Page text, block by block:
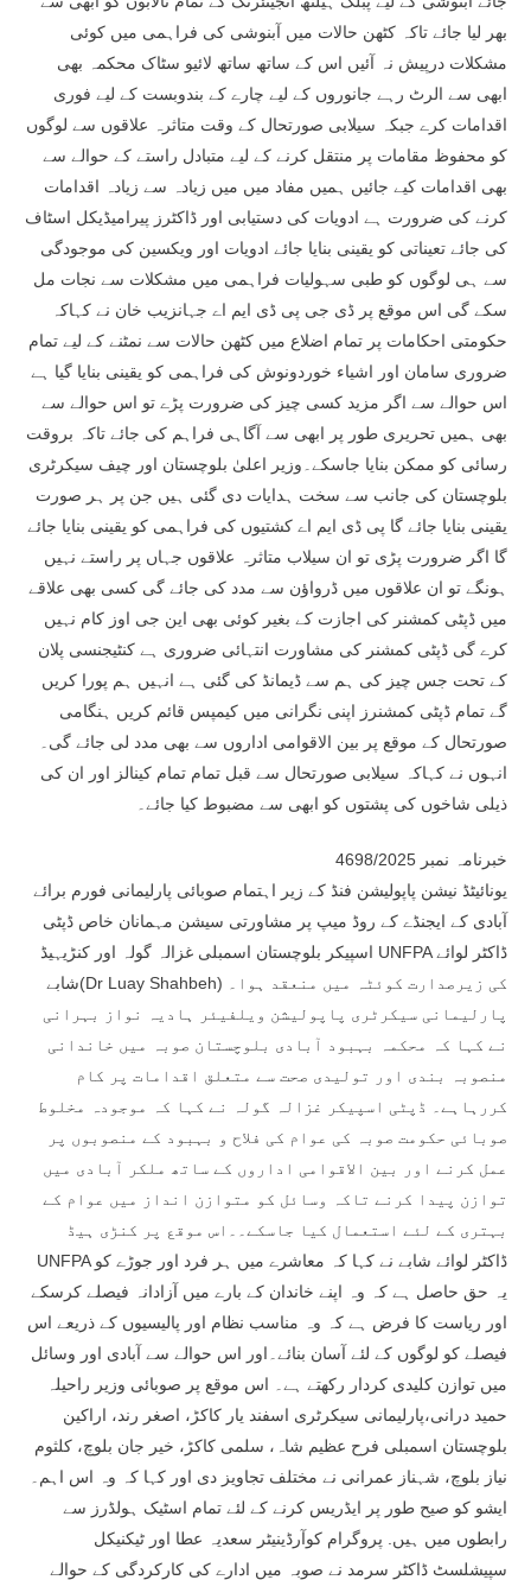
بھر لیا جائے تاکہ کٹھن حالات میں آبنوشی کی فراہمی میں کوئی
مشکلات درپیش نہ آئیں اس کے ساتھ ساتھ لائیو سٹاک محکمہ بھی
ابھی سے الرٹ رہے جانوروں کے لیے چارے کے بندوبست کے لیے فوری
اقدامات کرے جبکہ سیلابی صورتحال کے وقت متاثرہ علاقوں سے لوگوں
کو محفوظ مقامات پر منتقل کرنے کے لیے متبادل راستے کے حوالے سے
بھی اقدامات کیے جائیں ہمیں مفاد میں میں زیادہ سے زیادہ اقدامات
کرنے کی ضرورت ہے ادویات کی دستیابی اور ڈاکٹرز پیرامیڈیکل اسٹاف
کی جائے تعیناتی کو یقینی بنایا جائے ادویات اور ویکسین کی موجودگی
سے ہی لوگوں کو طبی سہولیات فراہمی میں مشکلات سے نجات مل
سکے گی اس موقع پر ڈی جی پی ڈی ایم اے جہانزیب خان نے کہاکہ
حکومتی احکامات پر تمام اضلاع میں کٹھن حالات سے نمٹنے کے لیے تمام
ضروری سامان اور اشیاء خوردونوش کی فراہمی کو یقینی بنایا گیا ہے
اس حوالے سے اگر مزید کسی چیز کی ضرورت پڑے تو اس حوالے سے
بھی ہمیں تحریری طور پر ابھی سے آگاہی فراہم کی جائے تاکہ بروقت
رسائی کو ممکن بنایا جاسکے۔وزیر اعلیٰ بلوچستان اور چیف سیکرٹری
بلوچستان کی جانب سے سخت ہدایات دی گئی ہیں جن پر ہر صورت
یقینی بنایا جائے گا پی ڈی ایم اے کشتیوں کی فراہمی کو یقینی بنایا جائے
گا اگر ضرورت پڑی تو ان سیلاب متاثرہ علاقوں جہاں پر راستے نہیں
ہونگے تو ان علاقوں میں ڈرواؤن سے مدد کی جائے گی کسی بھی علاقے
میں ڈپٹی کمشنر کی اجازت کے بغیر کوئی بھی این جی اوز کام نہیں
کرے گی ڈپٹی کمشنر کی مشاورت انتہائی ضروری ہے کنٹیجنسی پلان
کے تحت جس چیز کی ہم سے ڈیمانڈ کی گئی ہے انہیں ہم پورا کریں
گے تمام ڈپٹی کمشنرز اپنی نگرانی میں کیمپس قائم کریں ہنگامی
صورتحال کے موقع پر بین الاقوامی اداروں سے بھی مدد لی جائے گی۔
انہوں نے کہاکہ سیلابی صورتحال سے قبل تمام تمام کینالز اور ان کی
ذیلی شاخوں کی پشتوں کو ابھی سے مضبوط کیا جائے۔
خبرنامہ نمبر 4698/2025
یونائیٹڈ نیشن پاپولیشن فنڈ کے زیر اہتمام صوبائی پارلیمانی فورم برائے
آبادی کے ایجنڈے کے روڈ میپ پر مشاورتی سیشن مہمانان خاص ڈپٹی
اسپیکر بلوچستان اسمبلی غزالہ گولہ اور کنڑیہیڈ UNFPA ڈاکٹر لوائے
شابے(Dr Luay Shahbeh) کی زیرصدارت کوئٹہ میں منعقد ہوا۔
پارلیمانی سیکرٹری پاپولیشن ویلفیئر ہادیہ نواز بہرانی
نے کہا کہ محکمہ بہبود آبادی بلوچستان صوبہ میں خاندانی
منصوبہ بندی اور تولیدی صحت سے متعلق اقدامات پر کام
کررہاہے۔ ڈپٹی اسپیکر غزالہ گولہ نے کہا کہ موجودہ مخلوط
صوبائی حکومت صوبہ کی عوام کی فلاح و بہبود کے منصوبوں پر
عمل کرنے اور بین الاقوامی اداروں کے ساتھ ملکر آبادی میں
توازن پیدا کرنے تاکہ وسائل کو متوازن انداز میں عوام کے
بہتری کے لئے استعمال کیا جاسکے۔۔اس موقع پر کنڑی ہیڈ
UNFPA ڈاکٹر لوائے شابے نے کہا کہ معاشرے میں ہر فرد اور جوڑے کو
یہ حق حاصل ہے کہ وہ اپنے خاندان کے بارے میں آزادانہ فیصلے کرسکے
اور ریاست کا فرض ہے کہ وہ مناسب نظام اور پالیسیوں کے ذریعے اس
فیصلے کو لوگوں کے لئے آسان بنائے۔اور اس حوالے سے آبادی اور وسائل
میں توازن کلیدی کردار رکھتے ہے۔ اس موقع پر صوبائی وزیر راحیلہ
حمید درانی،پارلیمانی سیکرٹری اسفند یار کاکڑ، اصغر رند، اراکین
بلوچستان اسمبلی فرح عظیم شاہ، سلمی کاکڑ، خیر جان بلوچ، کلثوم
نیاز بلوچ، شہناز عمرانی نے مختلف تجاویز دی اور کہا کہ وہ اس اہم۔
ایشو کو صیح طور پر ایڈریس کرنے کے لئے تمام اسٹیک ہولڈرز سے
رابطوں میں ہیں. پروگرام کوآرڈینیٹر سعدیہ عطا اور ٹیکنیکل
سپیشلسٹ ڈاکٹر سرمد نے صوبہ میں ادارے کی کارکردگی کے حوالے